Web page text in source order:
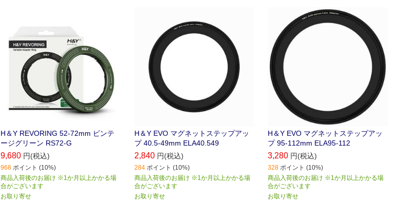
H＆Y REVORING 52-72mm ビンテ
ージグリーン RS72-G
9,680 円(税込)
968 ポイント (10%)
商品入荷後のお届け ※1か月以上かかる場
合がございます
お取り寄せ
H＆Y EVO マグネットステップアッ
プ 40.5-49mm ELA40.549
2,840 円(税込)
284 ポイント (10%)
商品入荷後のお届け ※1か月以上かかる場
合がございます
お取り寄せ
H＆Y EVO マグネットステップアッ
プ 95-112mm ELA95-112
3,280 円(税込)
328 ポイント (10%)
商品入荷後のお届け ※1か月以上かかる場
合がございます
お取り寄せ